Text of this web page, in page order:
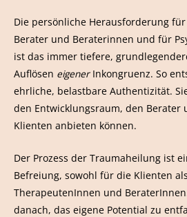
Die persönliche Herausforderung
Berater und Beraterinnen und für
ist das immer tiefere,
Auflösen eigenerInkongruenz. So
ehrliche, belastbare Authentizität.
den Entwicklungsraum, den Berater
Klienten anbieten können.
Der Prozess der Traumaheilung ist
Befreiung, sowohl für die Klienten
TherapeutenInnen und
danach, das eigene Potential zu